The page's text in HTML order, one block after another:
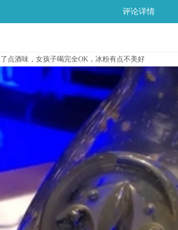
评论详情
点酒味，女孩子喝完全OK，冰粉有点不美好